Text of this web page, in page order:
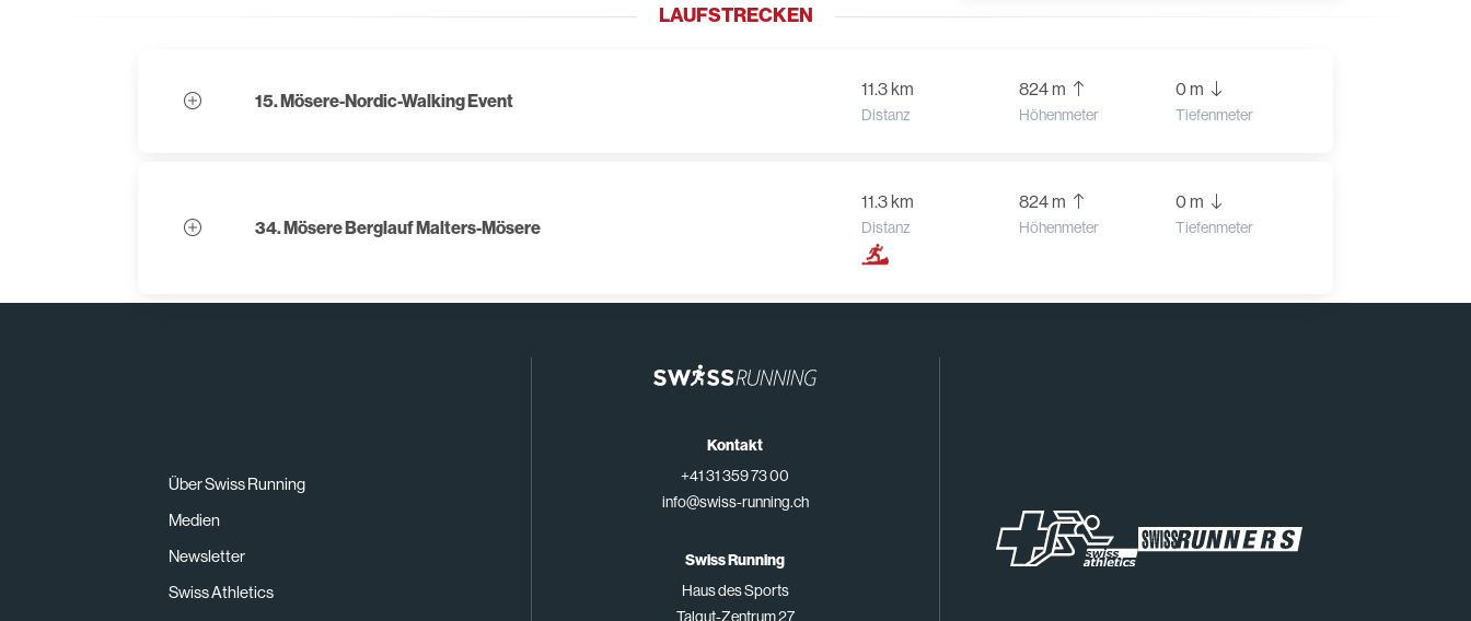
LAUFSTRECKEN
15. Mösere-Nordic-Walking Event
11.3 km
Distanz
824 m
Höhenmeter
0 m
Tiefenmeter
34. Mösere Berglauf Malters-Mösere
11.3 km
Distanz
824 m
Höhenmeter
0 m
Tiefenmeter
Über Swiss Running
Medien
Newsletter
Swiss Athletics
Kontakt
+41 31 359 73 00
info@swiss-running.ch
Swiss Running
Haus des Sports
Talgut-Zentrum 27